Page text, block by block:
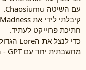
עם השיטה Chaosiumu.
חתיכת פרוייקט לעתיד.
מחשבתית יחד עם GPT - הנחיה בשיטה The One Ring מתישהו.